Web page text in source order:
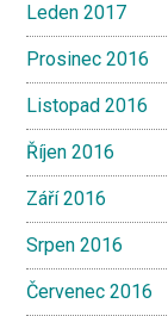
Leden 2017
Prosinec 2016
Listopad 2016
Říjen 2016
Září 2016
Srpen 2016
Červenec 2016